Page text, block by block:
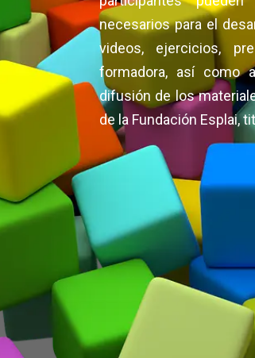
necesarios para el
videos, ejercicios,
formadora, así como
difusión de los
de la Fundación Esplai,